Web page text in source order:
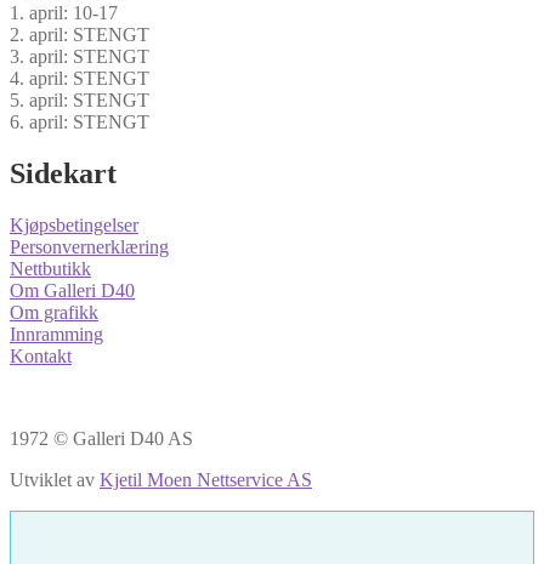
1. april: 10-17
2. april: STENGT
3. april: STENGT
4. april: STENGT
5. april: STENGT
6. april: STENGT
Sidekart
Kjøpsbetingelser
Personvernerklæring
Nettbutikk
Om Galleri D40
Om grafikk
Innramming
Kontakt
1972 © Galleri D40 AS
Utviklet av Kjetil Moen Nettservice AS